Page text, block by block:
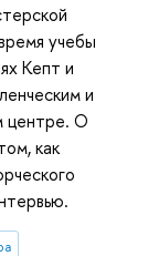
учебы
Кепт и
и
центре. О
как